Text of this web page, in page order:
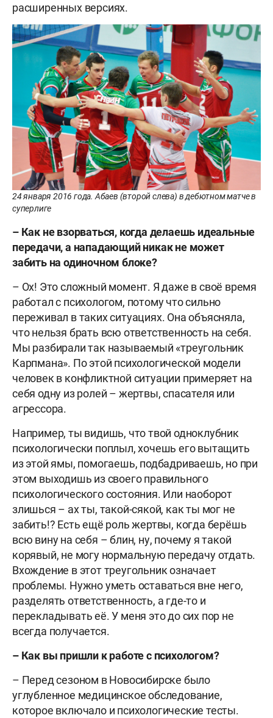
расширенных версиях.
24 января 2016 года. Абаев (второй слева) в дебютном матче в
суперлиге
– Как не взорваться, когда делаешь идеальные
передачи, а нападающий никак не может
забить на одиночном блоке?
– Ох! Это сложный момент. Я даже в своё время
работал с психологом, потому что сильно
переживал в таких ситуациях. Она объясняла,
что нельзя брать всю ответственность на себя.
Мы разбирали так называемый «треугольник
Карпмана». По этой психологической модели
человек в конфликтной ситуации примеряет на
себя одну из ролей – жертвы, спасателя или
агрессора.
Например, ты видишь, что твой одноклубник
психологически поплыл, хочешь его вытащить
из этой ямы, помогаешь, подбадриваешь, но при
этом выходишь из своего правильного
психологического состояния. Или наоборот
злишься – ах ты, такой-сякой, как ты мог не
забить!? Есть ещё роль жертвы, когда берёшь
всю вину на себя – блин, ну, почему я такой
корявый, не могу нормальную передачу отдать.
Вхождение в этот треугольник означает
проблемы. Нужно уметь оставаться вне него,
разделять ответственность, а где-то и
перекладывать её. У меня это до сих пор не
всегда получается.
– Как вы пришли к работе с психологом?
– Перед сезоном в Новосибирске было
углубленное медицинское обследование,
которое включало и психологические тесты.